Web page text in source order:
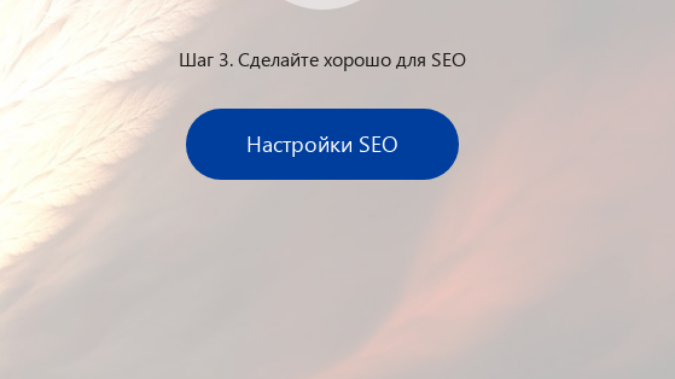
Шаг 3. Сделайте хорошо для SEO
Настройки SEO